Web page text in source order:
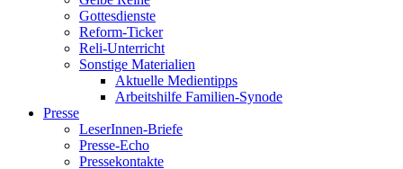
Gottesdienste
Reform-Ticker
Reli-Unterricht
Sonstige Materialien
Aktuelle Medientipps
Arbeitshilfe Familien-Synode
Presse
LeserInnen-Briefe
Presse-Echo
Pressekontakte